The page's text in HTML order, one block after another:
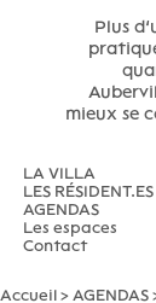
Plus
mieux se
LA VILLA
LES RÉSIDENT.ES
AGENDAS
Les espaces
Contact
Accueil > AGENDAS